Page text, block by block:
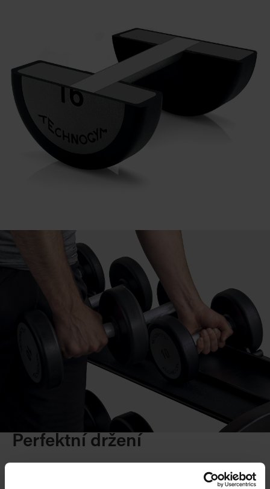
Perfektní držení
Celý povrch činky je strukturován tak, aby činky
poskytovaly dokonalý pocit při držení a byly